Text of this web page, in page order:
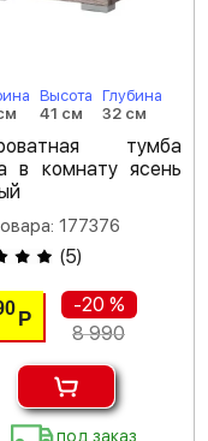
Высота
41 см
Глубина
32 см
тумба
в комнату ясень
177376
(5)
Р
-20 %
8 990
под заказ